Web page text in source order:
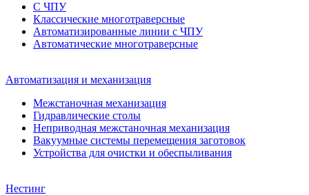
С ЧПУ
Классические многотраверсные
Автоматизированные линии с ЧПУ
Автоматические многотраверсные
Автоматизация и механизация
Межстаночная механизация
Гидравлические столы
Неприводная межстаночная механизация
Вакуумные системы перемещения заготовок
Устройства для очистки и обеспыливания
Нестинг